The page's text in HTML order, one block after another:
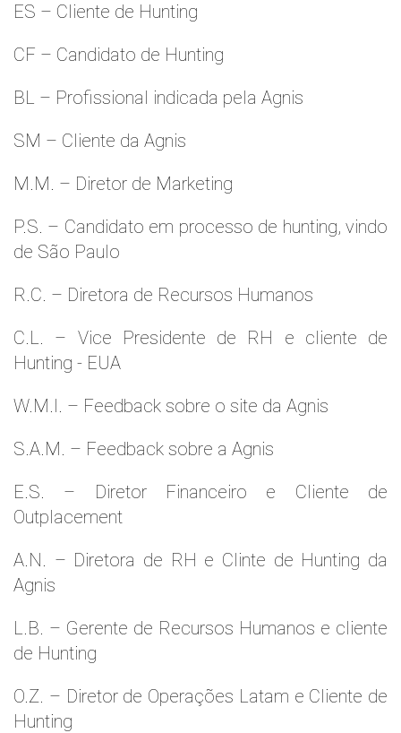
ES – Cliente de Hunting
CF – Candidato de Hunting
BL – Profissional indicada pela Agnis
SM – Cliente da Agnis
M.M. – Diretor de Marketing
P.S. – Candidato em processo de hunting, vindo
de São Paulo
R.C. – Diretora de Recursos Humanos
C.L. – Vice Presidente de RH e cliente de
Hunting - EUA
W.M.l. – Feedback sobre o site da Agnis
S.A.M. – Feedback sobre a Agnis
E.S. – Diretor Financeiro e Cliente de
Outplacement
A.N. – Diretora de RH e Clinte de Hunting da
Agnis
L.B. – Gerente de Recursos Humanos e cliente
de Hunting
O.Z. – Diretor de Operações Latam e Cliente de
Hunting